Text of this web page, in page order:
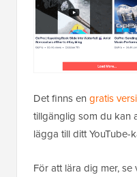
Det finns en gratis
tillgänglig som du kan
lägga till ditt YouTube-
För att lära dig mer,